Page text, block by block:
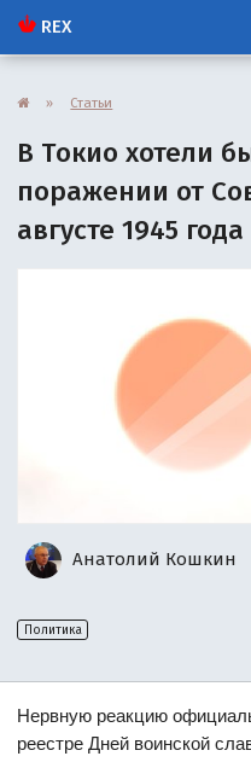
REX
» Статьи
В Токио хотели
поражении от
августе 1945 года
Анатолий Кошкин
Политика
Нервную реакцию
реестре Дней воинской